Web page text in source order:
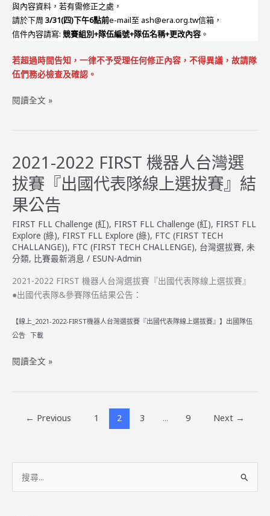
與內容資料，若有需修正之處，
請於下周 3/31(四)下午6點前e-mail至 ash@era.org.tw信箱，
信件內容請寫: 競賽組別+隊伍編號+隊伍名稱+更改內容 。
若超過時間告知，一律不予受理任何修正內容，不得異議，故請隊
伍們務必檢查及確認。
2021
FIRST
器
人
大
賽
【得
獎
名
單
公
告】
閱讀全文 »
2021-2022 FIRST 機器人台灣選
拔賽『出國代表隊線上選拔賽』結
果公告
FIRST FLL Challenge (紅), FIRST FLL Challenge (紅), FIRST FLL
Explore (綠), FIRST FLL Explore (綠), FTC (FIRST TECH
CHALLANGE)), FTC (FIRST TECH CHALLENGE), 台灣選拔賽, 未
分類, 比賽最新消息 / ESUN-Admin
2021-2022 FIRST 機器人台灣選拔賽『出國代表隊線上選拔賽』
●出國代表隊&參賽隊伍結果公告：
【線上_2021-2022-FIRST機器人台灣選拔賽『出國代表隊線上選拔賽』】出國隊伍
公告 下載
2021-
閱讀全文 »
← Previous 1 2 3 ... 9 Next →